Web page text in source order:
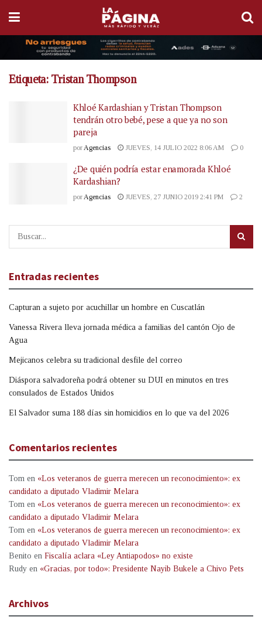
Etiqueta: Tristan Thompson
Khloé Kardashian y Tristan Thompson
tendrán otro bebé, pese a que ya no son
pareja
por Agencias JUEVES, 14 JULIO 2022 8:06 AM 0
¿De quién podría estar enamorada Khloé
Kardashian?
por Agencias JUEVES, 27 JUNIO 2019 2:41 PM 2
Entradas recientes
Capturan a sujeto por acuchillar un hombre en Cuscatlán
Vanessa Rivera lleva jornada médica a familias del cantón Ojo de
Agua
Mejicanos celebra su tradicional desfile del correo
Diáspora salvadoreña podrá obtener su DUI en minutos en tres
consulados de Estados Unidos
El Salvador suma 188 días sin homicidios en lo que va del 2026
Comentarios recientes
Tom en «Los veteranos de guerra merecen un reconocimiento»: ex
candidato a diputado Vladimir Melara
Tom en «Los veteranos de guerra merecen un reconocimiento»: ex
candidato a diputado Vladimir Melara
Tom en «Los veteranos de guerra merecen un reconocimiento»: ex
candidato a diputado Vladimir Melara
Benito en Fiscalía aclara «Ley Antiapodos» no existe
Rudy en «Gracias, por todo»: Presidente Nayib Bukele a Chivo Pets
Archivos